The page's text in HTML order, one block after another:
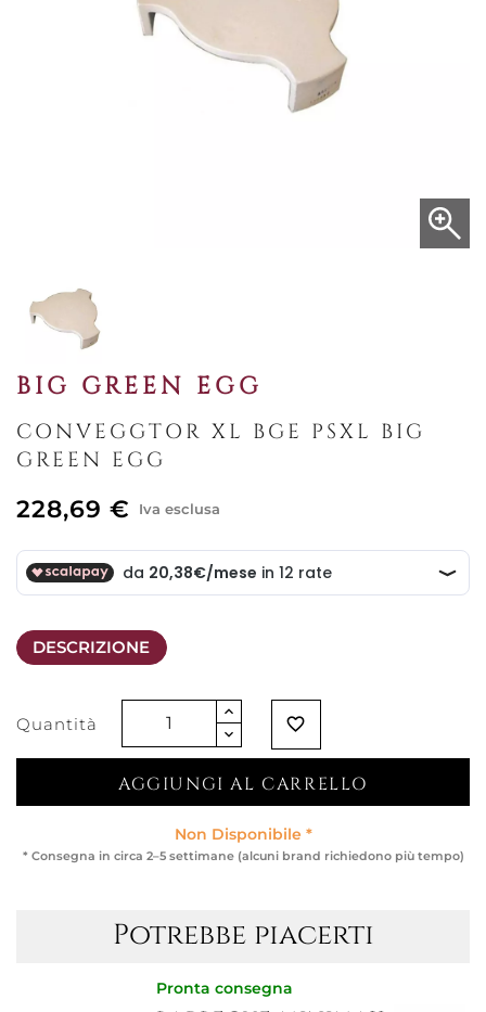
BIG GREEN EGG
CONVEGGTOR XL BGE PSXL BIG
GREEN EGG
228,69 € Iva esclusa
DESCRIZIONE
Quantità favorite_border
AGGIUNGI AL CARRELLO
Non Disponibile *
* Consegna in circa 2–5 settimane (alcuni brand richiedono più tempo)
Potrebbe piacerti
Pronta consegna